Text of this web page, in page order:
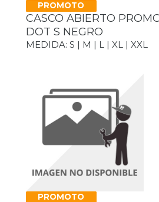
PROMOTO
CASCO ABIERTO
DOT S NEGRO
MEDIDA: S | M | L | XL | XXL
PROMOTO